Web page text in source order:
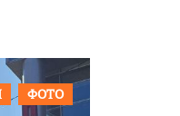
ФОТО